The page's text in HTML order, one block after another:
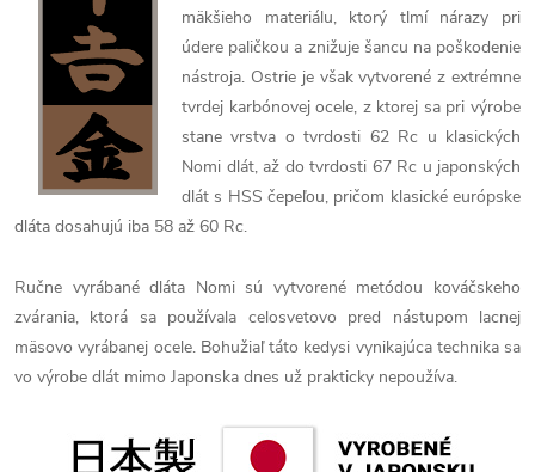
mäkšieho materiálu, ktorý tlmí nárazy pri
údere paličkou a znižuje šancu na poškodenie
nástroja. Ostrie je však vytvorené z extrémne
tvrdej karbónovej ocele, z ktorej sa pri výrobe
stane vrstva o tvrdosti 62 Rc u klasických
Nomi dlát, až do tvrdosti 67 Rc u japonských
dlát s HSS čepeľou, pričom klasické európske
dláta dosahujú iba 58 až 60 Rc.
Ručne vyrábané dláta Nomi sú vytvorené metódou kováčskeho
zvárania, ktorá sa používala celosvetovo pred nástupom lacnej
mäsovo vyrábanej ocele. Bohužiaľ táto kedysi vynikajúca technika sa
vo výrobe dlát mimo Japonska dnes už prakticky nepoužíva.